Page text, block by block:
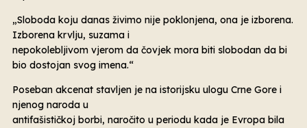
„Sloboda koju danas živimo nije poklonjena, ona je izborena.
Izborena krvlju, suzama i
nepokolebljivom vjerom da čovjek mora biti slobodan da bi
bio dostojan svog imena.“
Poseban akcenat stavljen je na istorijsku ulogu Crne Gore i
njenog naroda u
antifašističkoj borbi, naročito u periodu kada je Evropa bila